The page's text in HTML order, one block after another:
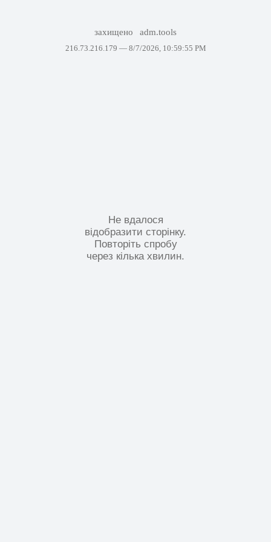
захищено adm.tools
216.73.216.179 — 8/7/2026, 10:59:55 PM
Не вдалося
відобразити сторінку.
Повторіть спробу
через кілька хвилин.